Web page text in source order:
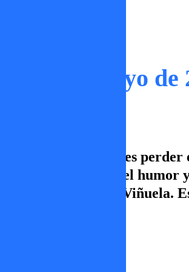
| 30 de Mayo de
Tal Cual! No te puedes
todo su sentido del
junto a Viñuela.